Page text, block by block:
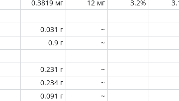
0.3819 мг 12 мг 3.2%
0.031 г
~
0.9 г ~
0.231 г
~
0.234 г
~
0.091 г
~